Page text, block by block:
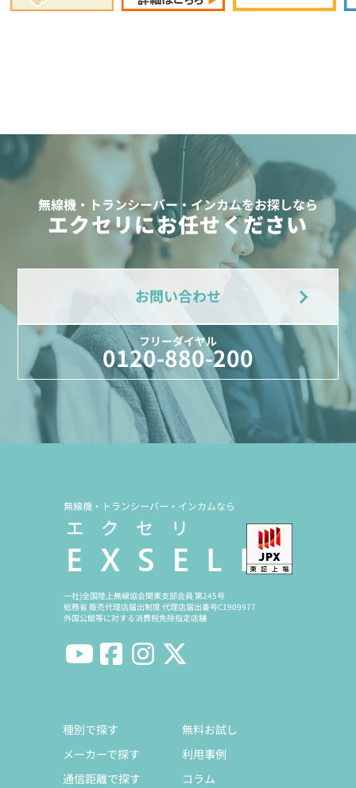
無線機・トランシーバー・インカムをお探しなら
エクセリにお任せください
お問い合わせ
フリーダイヤル
0120-880-200
無線機・トランシーバー・インカムなら
一社)全国陸上無線協会関東支部会員 第245号
総務省 販売代理店届出制度 代理店届出番号C1909977
外国公館等に対する消費税免除指定店舗
種別で探す
メーカーで探す
通信距離で探す
無料お試し
利用事例
コラム